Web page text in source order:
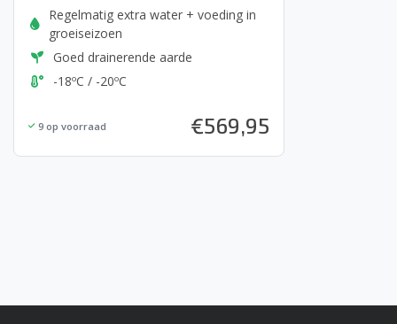
Regelmatig extra water + voeding in
groeiseizoen
Goed drainerende aarde
-18ºC / -20ºC
9 op voorraad €569,95